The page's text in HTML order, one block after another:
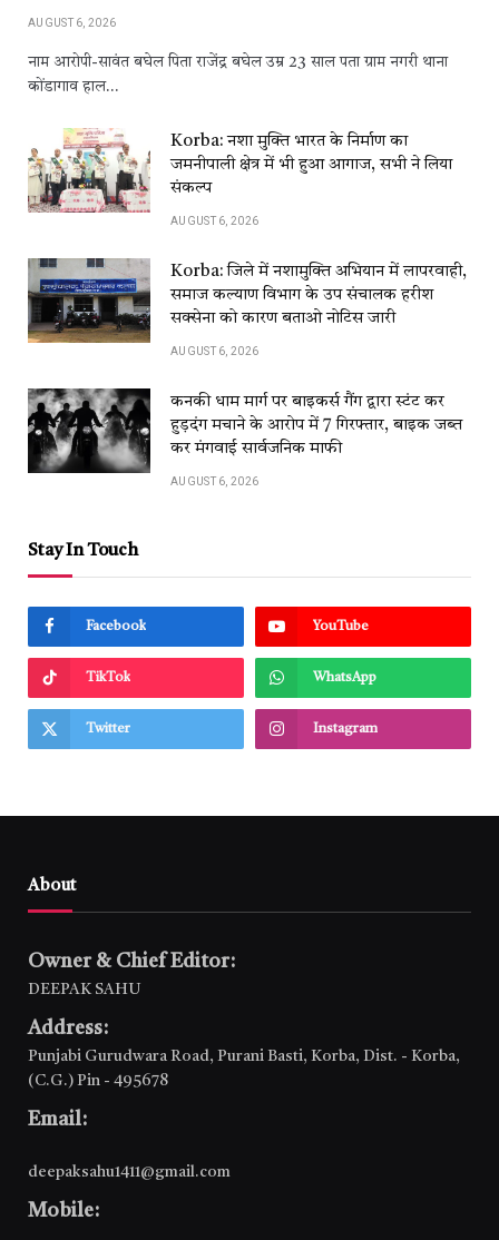
AUGUST 6, 2026
नाम आरोपी-सावंत बघेल पिता राजेंद्र बघेल उम्र 23 साल पता ग्राम नगरी थाना
कोंडागाव हाल…
Korba: नशा मुक्ति भारत के निर्माण का
जमनीपाली क्षेत्र में भी हुआ आगाज, सभी ने लिया
संकल्प
AUGUST 6, 2026
Korba: जिले में नशामुक्ति अभियान में लापरवाही,
समाज कल्याण विभाग के उप संचालक हरीश
सक्सेना को कारण बताओ नोटिस जारी
AUGUST 6, 2026
कनकी धाम मार्ग पर बाइकर्स गैंग द्वारा स्टंट कर
हुड़दंग मचाने के आरोप में 7 गिरफ्तार, बाइक जब्त
कर मंगवाई सार्वजनिक माफी
AUGUST 6, 2026
Stay In Touch
Facebook YouTube
TikTok WhatsApp
Twitter Instagram
About
Owner & Chief Editor:
DEEPAK SAHU
Address:
Punjabi Gurudwara Road, Purani Basti, Korba, Dist. - Korba,
(C.G.) Pin - 495678
Email:
deepaksahu1411@gmail.com
Mobile: